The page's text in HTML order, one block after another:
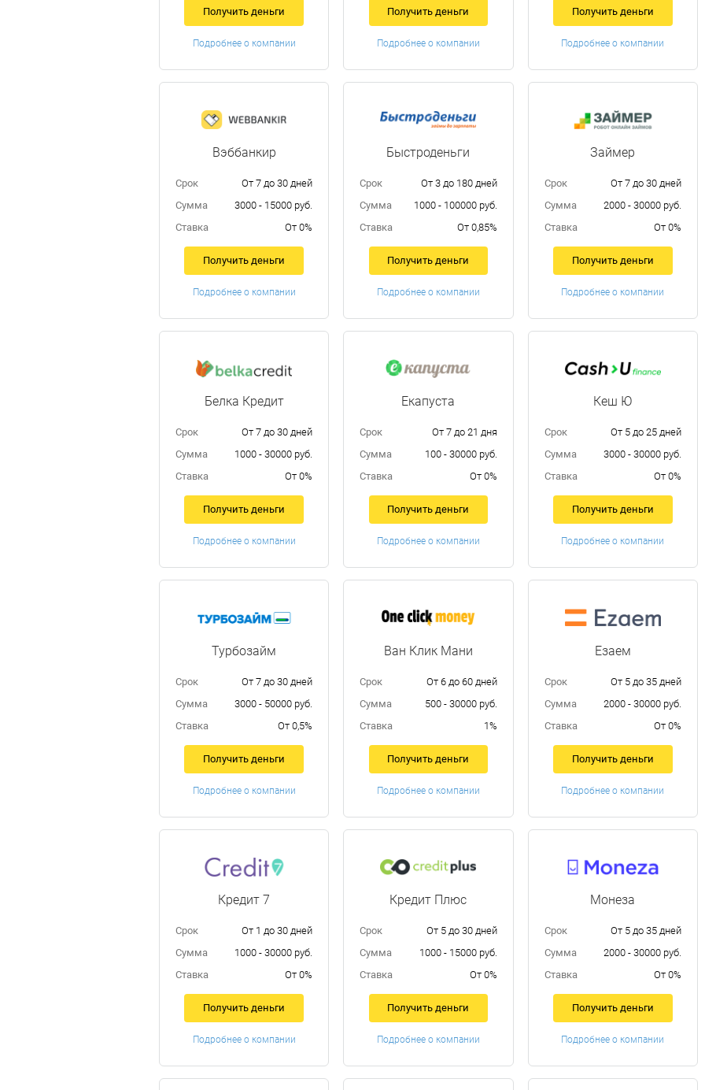
Получить деньги
Подробнее о компании
Получить деньги
Подробнее о компании
Получить деньги
Подробнее о компании
Вэббанкир
Срок
От 7 до 30 дней
Сумма
3000 - 15000 руб.
Ставка
От 0%
Получить деньги
Подробнее о компании
Быстроденьги
Срок
От 3 до 180 дней
Сумма
1000 - 100000 руб.
Ставка
От 0,85%
Получить деньги
Подробнее о компании
Займер
Срок
От 7 до 30 дней
Сумма
2000 - 30000 руб.
Ставка
От 0%
Получить деньги
Подробнее о компании
Белка Кредит
Срок
От 7 до 30 дней
Сумма
1000 - 30000 руб.
Ставка
От 0%
Получить деньги
Подробнее о компании
Екапуста
Срок
От 7 до 21 дня
Сумма
100 - 30000 руб.
Ставка
От 0%
Получить деньги
Подробнее о компании
Кеш Ю
Срок
От 5 до 25 дней
Сумма
3000 - 30000 руб.
Ставка
От 0%
Получить деньги
Подробнее о компании
Турбозайм
Срок
От 7 до 30 дней
Сумма
3000 - 50000 руб.
Ставка
От 0,5%
Получить деньги
Подробнее о компании
Ван Клик Мани
Срок
От 6 до 60 дней
Сумма
500 - 30000 руб.
Ставка
1%
Получить деньги
Подробнее о компании
Езаем
Срок
От 5 до 35 дней
Сумма
2000 - 30000 руб.
Ставка
От 0%
Получить деньги
Подробнее о компании
Кредит 7
Срок
От 1 до 30 дней
Сумма
1000 - 30000 руб.
Ставка
От 0%
Получить деньги
Подробнее о компании
Кредит Плюс
Срок
От 5 до 30 дней
Сумма
1000 - 15000 руб.
Ставка
От 0%
Получить деньги
Подробнее о компании
Монеза
Срок
От 5 до 35 дней
Сумма
2000 - 30000 руб.
Ставка
От 0%
Получить деньги
Подробнее о компании